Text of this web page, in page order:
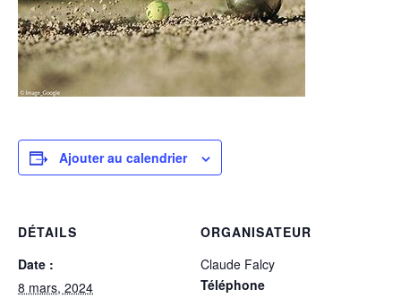
Ajouter au calendrier
DÉTAILS
Date :
8 mars, 2024
ORGANISATEUR
Claude Falcy
Téléphone